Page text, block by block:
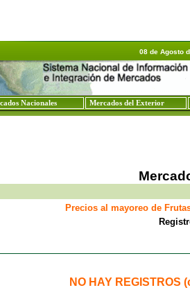
08 de Agosto
Nacionales Mercados del Exterior